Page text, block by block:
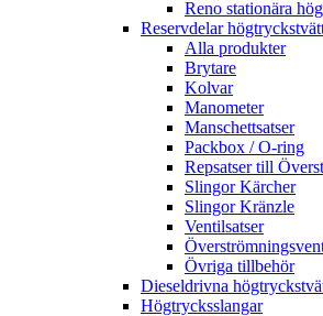
Reno stationära
Reservdelar
Alla produkter
Brytare
Kolvar
Manometer
Manschettsatser
Packbox / O-ring
Repsatser till
Slingor Kärcher
Slingor Kränzle
Ventilsatser
Övriga tillbehör
Dieseldrivna
Högtrycksslangar